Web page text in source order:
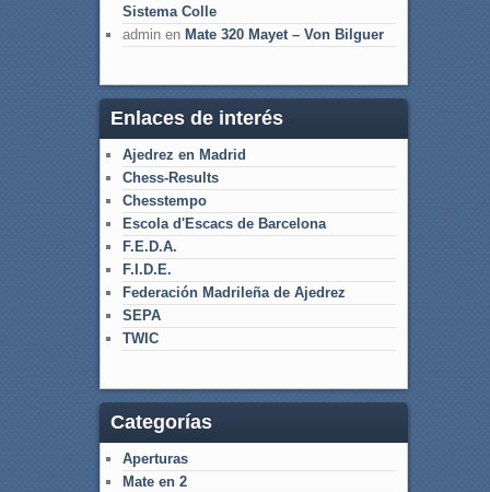
Sistema Colle
adminen Mate 320 Mayet – Von Bilguer
Enlaces de interés
Ajedrez en Madrid
Chess-Results
Chesstempo
Escola d'Escacs de Barcelona
F.E.D.A.
F.I.D.E.
Federación Madrileña de Ajedrez
SEPA
TWIC
Categorías
Aperturas
Mate en 2